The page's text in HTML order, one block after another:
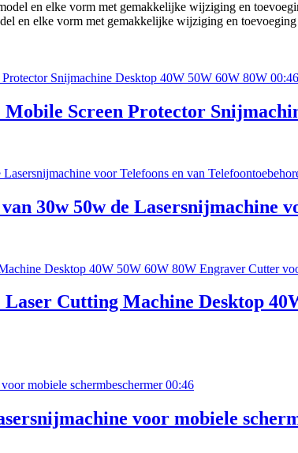
en elke vorm met gemakkelijke wijziging en
00:46
Screen Protector
30w 50w de Lasersnijmachine
Laser Cutting Machine Desktop
00:46
voor mobiele